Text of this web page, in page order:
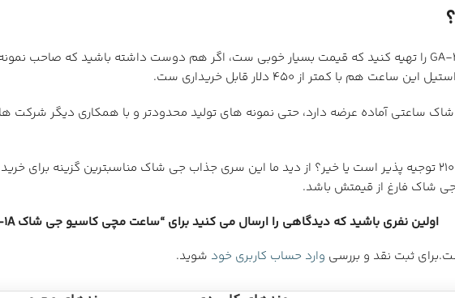
با کمتر از 450 دلار قابل خریداری ست.
حساب با هر بودجه و سلیقه سری 2100 جی شاک ساعتی آماده عرضه دارد، حتی نمونه های تولید محدودتر و با
حالا باید پاسخ این سوال را بدهیم که اصلا خرید 2100 توجیه پذیر است یا خیر؟ از دید ما این سری جذاب جی شاک
شاک فارغ از قیمتش باشد.
اولین نفری باشید که دیدگاهی را ارسال می کنید برای “ساعت مچی کاسیو جی شاک GA-2100SU-1A”
برای ثبت نقد و بررسی وارد حساب کاربری خود شوید.